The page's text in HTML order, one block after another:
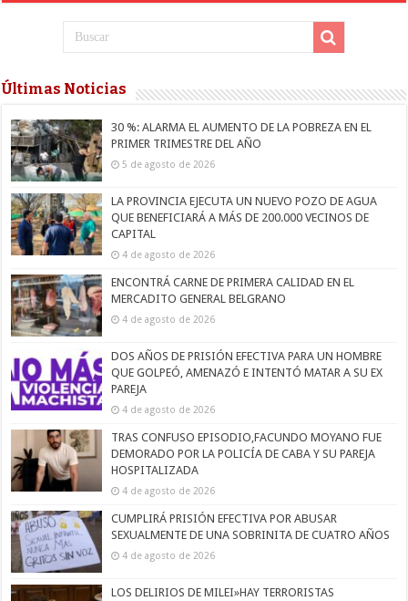
Últimas Noticias
30 %: ALARMA EL AUMENTO DE LA POBREZA EN EL
PRIMER TRIMESTRE DEL AÑO
5 de agosto de 2026
LA PROVINCIA EJECUTA UN NUEVO POZO DE AGUA
QUE BENEFICIARÁ A MÁS DE 200.000 VECINOS DE
CAPITAL
4 de agosto de 2026
ENCONTRÁ CARNE DE PRIMERA CALIDAD EN EL
MERCADITO GENERAL BELGRANO
4 de agosto de 2026
DOS AÑOS DE PRISIÓN EFECTIVA PARA UN HOMBRE
QUE GOLPEÓ, AMENAZÓ E INTENTÓ MATAR A SU EX
PAREJA
4 de agosto de 2026
TRAS CONFUSO EPISODIO,FACUNDO MOYANO FUE
DEMORADO POR LA POLICÍA DE CABA Y SU PAREJA
HOSPITALIZADA
4 de agosto de 2026
CUMPLIRÁ PRISIÓN EFECTIVA POR ABUSAR
SEXUALMENTE DE UNA SOBRINITA DE CUATRO AÑOS
4 de agosto de 2026
LOS DELIRIOS DE MILEI»HAY TERRORISTAS